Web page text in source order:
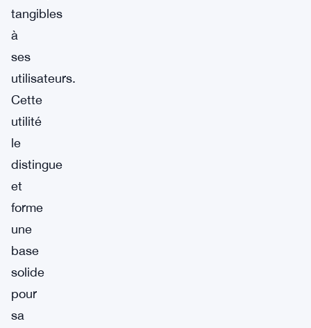
tangibles
à
ses
utilisateurs.
Cette
utilité
le
distingue
et
forme
une
base
solide
pour
sa